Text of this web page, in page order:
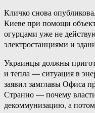
Кличко снова
Киеве при помощи
огурцами уже не
электростанциями и
Украинцы должны
и тепла — ситуация в
заявил замглавы Офиса
Странно — почему
декоммунизацию, а